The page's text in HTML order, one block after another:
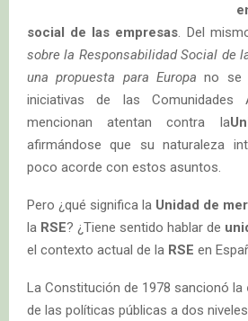
social de las empresas . Del
sobre la Responsabilidad Social de
una propuesta para Europa no se
iniciativas de las Comunidades
mencionan atentan contra la
afirmándose que su naturaleza
poco acorde con estos asuntos.
Pero ¿qué significa la Unidad de
la RSE? ¿Tiene sentido hablar de
el contexto actual de la RSE en
La Constitución de 1978 sancionó la
de las políticas públicas a dos